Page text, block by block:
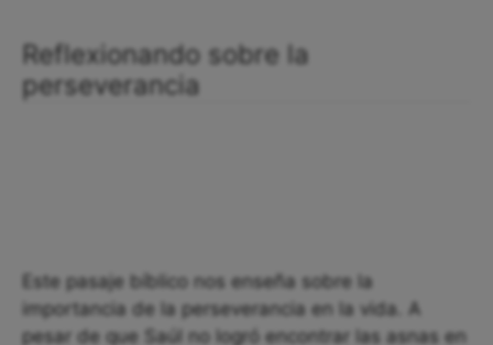
Reflexionando sobre la
perseverancia
Este pasaje bíblico nos enseña sobre la
importancia de la perseverancia en la vida. A
pesar de que Saúl no logró encontrar las asnas en